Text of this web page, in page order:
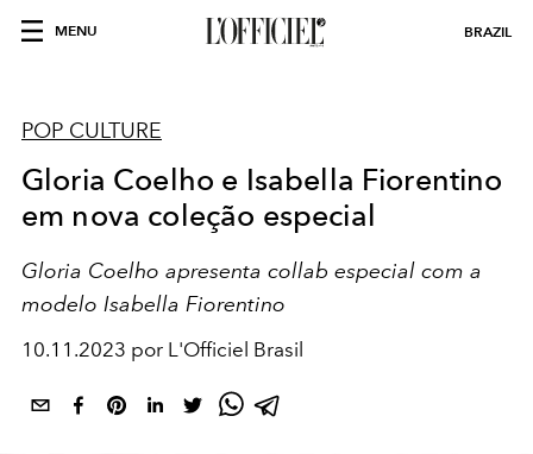
MENU BRAZIL
POP CULTURE
Gloria Coelho e Isabella Fiorentino
em nova coleção especial
Gloria Coelho apresenta collab especial com a
modelo Isabella Fiorentino
10.11.2023 por L'Officiel Brasil